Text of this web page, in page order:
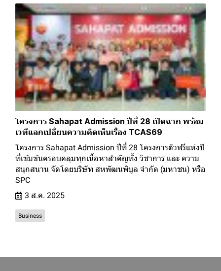
โครงการ Sahapat Admission ปีที่ 28 เปิดฉาก พร้อม
เวทีแลกเปลี่ยนความคิดเห็นเรื่อง TCAS69
โครงการ Sahapat Admission ปีที่ 28 โครงการติวฟรีแห่งปี
ที่เข้มข้นครอบคลุมทุกเนื้อหาสำคัญทั้ง วิชาการ และ ความ
สนุกสนาน จัดโดยบริษัท สหพัฒนพิบูล จำกัด (มหาชน) หรือ
SPC
3 ส.ค. 2025
Business